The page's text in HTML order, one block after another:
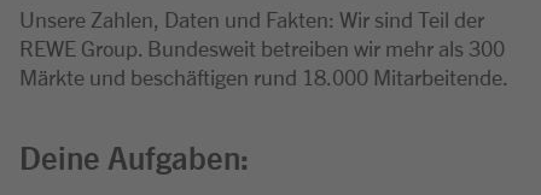
Unsere Zahlen, Daten und Fakten: Wir sind Teil der
REWE Group. Bundesweit betreiben wir mehr als 300
Märkte und beschäftigen rund 18.000 Mitarbeitende.
Deine Aufgaben: